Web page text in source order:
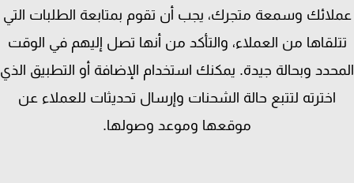
وسمعة متجرك، يجب أن تقوم بمتابعة الطلبات التي
من العملاء، والتأكد من أنها تصل إليهم في الوقت
وبحالة جيدة. يمكنك استخدام الإضافة أو التطبيق الذي
اخترته لتتبع حالة الشحنات وإرسال تحديثات للعملاء عن
موقعها وموعد وصولها.